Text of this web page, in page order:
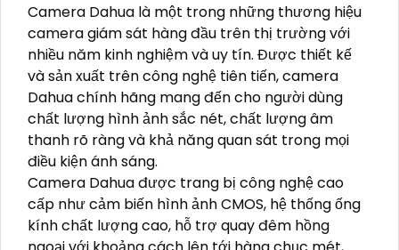
Camera Dahua là một trong những thương hiệu
camera giám sát hàng đầu trên thị trường với
nhiều năm kinh nghiệm và uy tín. Được thiết kế
và sản xuất trên công nghệ tiên tiến, camera
Dahua chính hãng mang đến cho người dùng
chất lượng hình ảnh sắc nét, chất lượng âm
thanh rõ ràng và khả năng quan sát trong mọi
điều kiện ánh sáng.
Camera Dahua được trang bị công nghệ cao
cấp như cảm biến hình ảnh CMOS, hệ thống ống
kính chất lượng cao, hỗ trợ quay đêm hồng